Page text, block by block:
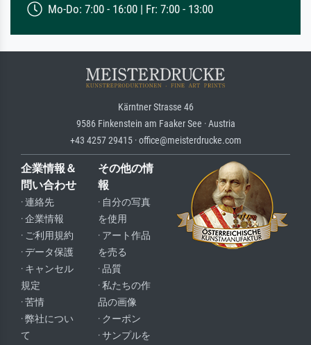
Mo-Do: 7:00 - 16:00 | Fr: 7:00 - 13:00
Kärntner Strasse 46
9586 Finkenstein am Faaker See · Austria
+43 4257 29415 · office@meisterdrucke.com
企業情報＆
問い合わせ
· 連絡先
· 企業情報
· ご利用規約
· データ保護
· キャンセル
規定
· 苦情
· 弊社につい
て
その他の情
報
· 自分の写真
を使用
· アート作品
を売る
· 品質
· 私たちの作
品の画像
· クーポン
· サンプルを